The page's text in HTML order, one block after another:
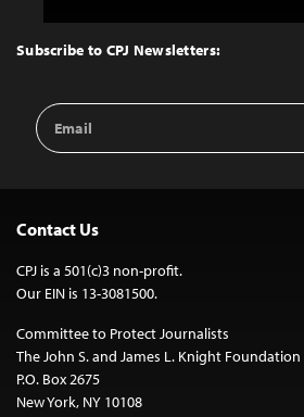
Top
Subscribe to CPJ Newsletters:
Email
Address
Contact Us
CPJ is a 501(c)3 non-profit.
Our EIN is 13-3081500.
Committee to Protect Journalists
The John S. and James L. Knight
P.O. Box 2675
New York, NY 10108